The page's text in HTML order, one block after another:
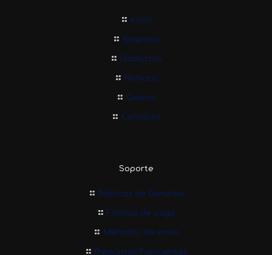
Inicio
Empresa
Productos
Noticias
Galeria
Contacto
Soporte
Políticas de Garantía
Formas de pago
Métodos de envío
Preguntas Frecuentes